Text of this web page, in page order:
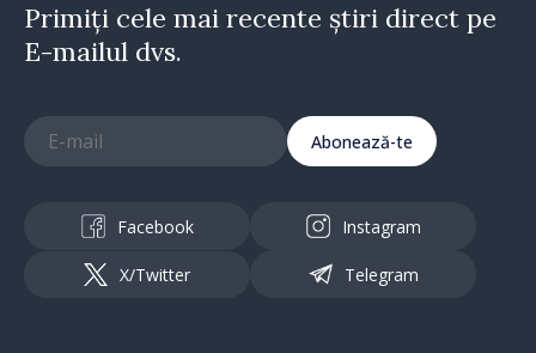
Primiți cele mai recente știri direct pe
E-mailul dvs.
Abonează-te
Facebook Instagram
X/Twitter Telegram